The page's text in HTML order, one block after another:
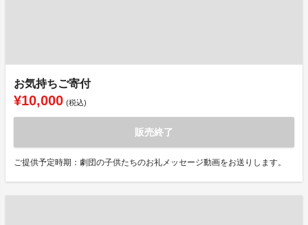
お気持ちご寄付
¥10,000 (税込)
販売終了
ご提供予定時期：劇団の子供たちのお礼メッセージ動画をお送りします。